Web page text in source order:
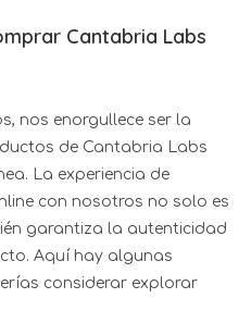
Cantabria Labs
nos enorgullece ser la
de Cantabria Labs
La experiencia de
con nosotros no solo es
garantiza la autenticidad
Aquí hay algunas
considerar explorar